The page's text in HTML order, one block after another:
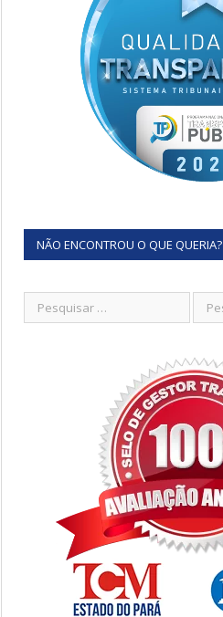
NÃO ENCONTROU O QUE QUERIA?